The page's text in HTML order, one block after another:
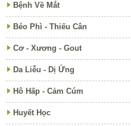
Bệnh Về Mắt
Béo Phì - Thiếu Cân
Cơ - Xương - Gout
Da Liễu - Dị Ứng
Hô Hấp - Cảm Cúm
Huyết Học